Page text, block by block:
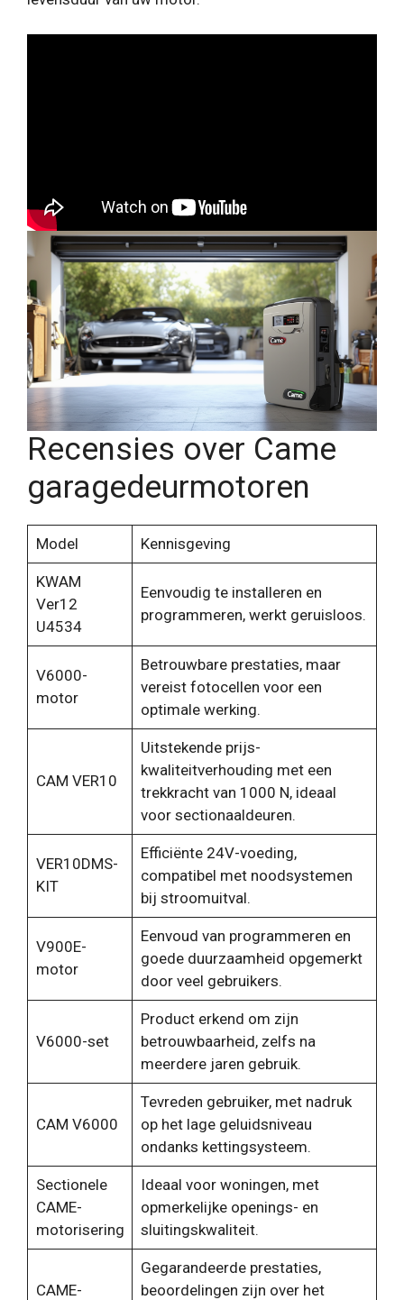
Recensies over Came
garagedeurmotoren
Model Kennisgeving
KWAM
Ver12
U4534
Eenvoudig te installeren en
programmeren, werkt geruisloos.
V6000-
motor
Betrouwbare prestaties, maar
vereist fotocellen voor een
optimale werking.
CAM VER10
Uitstekende prijs-
kwaliteitverhouding met een
trekkracht van 1000 N, ideaal
voor sectionaaldeuren.
VER10DMS-
KIT
Efficiënte 24V-voeding,
compatibel met noodsystemen
bij stroomuitval.
V900E-
motor
Eenvoud van programmeren en
goede duurzaamheid opgemerkt
door veel gebruikers.
V6000-set
Product erkend om zijn
betrouwbaarheid, zelfs na
meerdere jaren gebruik.
CAM V6000
Tevreden gebruiker, met nadruk
op het lage geluidsniveau
ondanks kettingsysteem.
Sectionele
CAME-
motorisering
Ideaal voor woningen, met
opmerkelijke openings- en
sluitingskwaliteit.
CAME-
Gegarandeerde prestaties,
beoordelingen zijn over het